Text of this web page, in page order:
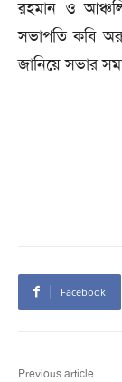
রহমান ও
সভাপতি কবি
জানিয়ে সভার
Facebook
Previous article